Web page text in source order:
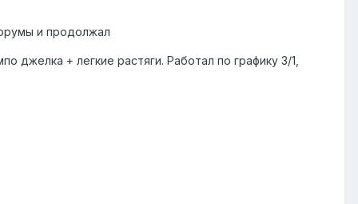
и продолжал
+ легкие растяги. Работал по графику 3/1,